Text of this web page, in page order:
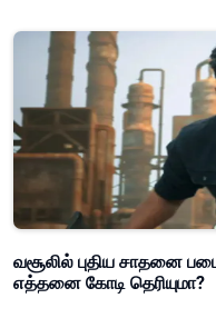
வசூலில் புதிய சாதனை
எத்தனை கோடி தெரியுமா?